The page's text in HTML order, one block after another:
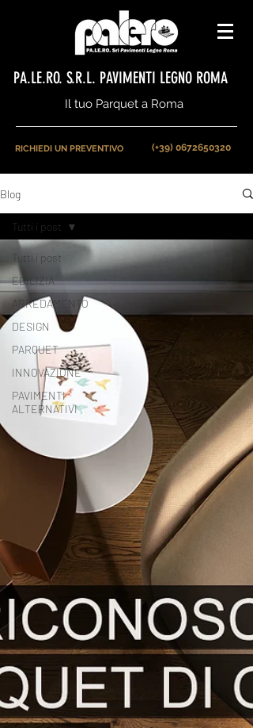
PA.LE.RO. S.R.L. PAVIMENTI LEGNO ROMA
Il tuo Parquet a Roma
RICHIEDI UN PREVENTIVO (+39) 0672650320
Blog
Tutti i post
EDILIZIA
ARREDAMENTO
DESIGN
PARQUET
INNOVAZIONE
PAVIMENTI
ALTERNATIVI
Tutti i post